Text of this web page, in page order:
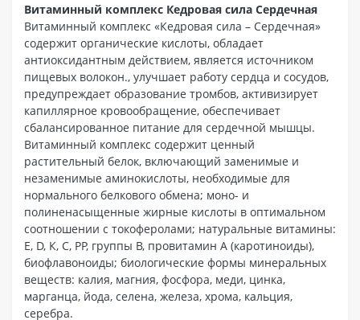
Витаминный комплекс Кедровая сила Сердечная
Витаминный комплекс «Кедровая сила – Сердечная»
содержит органические кислоты, обладает
антиоксидантным действием, является источником
пищевых волокон., улучшает работу сердца и сосудов,
предупреждает образование тромбов, активизирует
капиллярное кровообращение, обеспечивает
сбалансированное питание для сердечной мышцы.
Витаминный комплекс содержит ценный
растительный белок, включающий заменимые и
незаменимые аминокислоты, необходимые для
нормального белкового обмена; моно- и
полиненасыщенные жирные кислоты в оптимальном
соотношении с токоферолами; натуральные витамины:
Е, D, К, С, РР, группы В, провитамин А (каротиноиды),
биофлавоноиды; биологические формы минеральных
веществ: калия, магния, фосфора, меди, цинка,
марганца, йода, селена, железа, хрома, кальция,
серебра.